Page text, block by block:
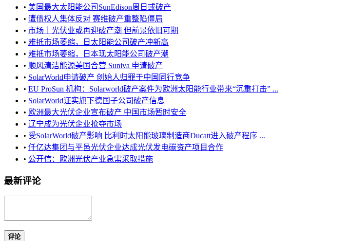
• 美国最大太阳能公司SunEdison周日或破产
• 遭债权人集体反对 赛维破产重整陷僵局
• 市场｜光伏业或再迎破产潮 但前景依旧可期
• 难抵市场萎缩，日太阳能公司破产冲新高
• 难抵市场萎缩，日本现太阳能公司破产潮
• 顺风清洁能源美国合营 Suniva 申请破产
• SolarWorld申请破产 创始人归罪于中国同行竞争
• EU ProSun 机构：Solarworld破产案件为欧洲太阳能行业带来“沉重打击” ...
• SolarWorld证实旗下德国子公司破产信息
• 欧洲最大光伏企业宣布破产 中国市场暂时安全
• 辽宁成为光伏企业抢夺市场
• 受SolarWorld破产影响 比利时太阳能玻璃制造商Ducatt进入破产程序 ...
• 仟亿达集团与平邑光伏企业达成光伏发电碳资产项目合作
• 公开信：欧洲光伏产业急需采取措施
最新评论
评论